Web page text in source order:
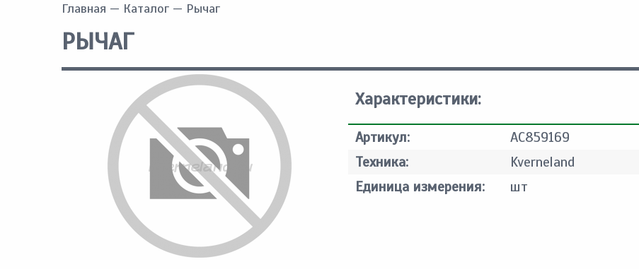
Главная — Каталог — Рычаг
РЫЧАГ
Характеристики:
Артикул:
AC859169
Техника:
Kverneland
Единица измерения:
шт